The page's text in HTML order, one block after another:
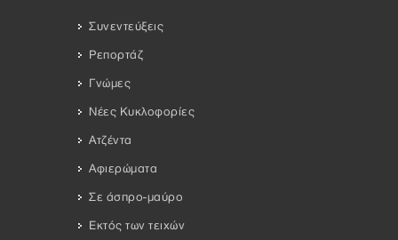
Συνεντεύξεις
Ρεπορτάζ
Γνώμες
Νέες Κυκλοφορίες
Ατζέντα
Αφιερώματα
Σε άσπρο-μαύρο
Εκτός των τειχών